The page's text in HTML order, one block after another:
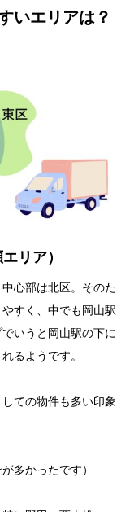
いエリアは？
エリア）
心部は北区。そのた
すく、中でも岡山駅
いうと岡山駅の下に
るようです。
ての物件も多い印象
多かったです）